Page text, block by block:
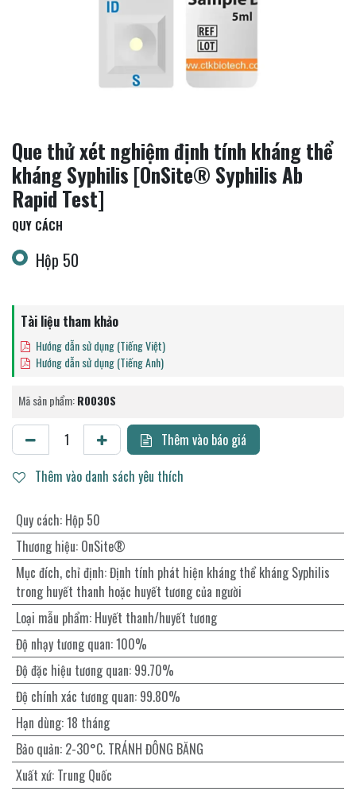
Que thử xét nghiệm định tính kháng thể
kháng Syphilis [OnSite® Syphilis Ab
Rapid Test]
QUY CÁCH
Hộp 50
Tài liệu tham khảo
Hướng dẫn sử dụng (Tiếng Việt)
Hướng dẫn sử dụng (Tiếng Anh)
Mã sản phẩm:R0030S
Thêm vào báo giá
Thêm vào danh sách yêu thích
Quy cách: Hộp 50
Thương hiệu: OnSite®
Mục đích, chỉ định:Định tính phát hiện kháng thể kháng Syphilis
trong huyết thanh hoặc huyết tương của người
Loại mẫu phẩm: Huyết thanh/huyết tương
Độ nhạy tương quan:100%
Độ đặc hiệu tương quan: 99.70%
Độ chính xác tương quan: 99.80%
Hạn dùng:18 tháng
Bảo quản: 2-30°C. TRÁNH ĐÔNG BĂNG
Xuất xứ: Trung Quốc